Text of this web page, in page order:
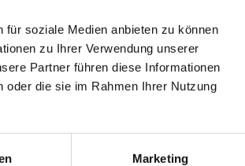
soziale Medien anbieten zu können
zu Ihrer Verwendung unserer
Partner führen diese Informationen
oder die sie im Rahmen Ihrer Nutzung
Marketing
eine